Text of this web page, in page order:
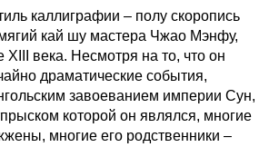
каллиграфии – полу скоропись
кай шу мастера Чжао Мэнфу,
века. Несмотря на то, что он
драматические события,
завоеванием империи Сун,
которой он являлся, многие
многие его родственники –